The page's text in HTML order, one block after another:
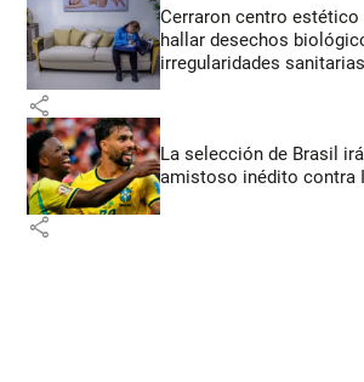
Cerraron centro estético
hallar desechos
irregularidades sanitarias
share
La selección de Brasil
amistoso inédito contra
share